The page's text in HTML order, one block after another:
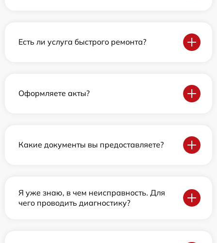
Есть ли услуга быстрого ремонта?
Оформляете акты?
Какие документы вы предоставляете?
Я уже знаю, в чем неисправность. Для
чего проводить диагностику?